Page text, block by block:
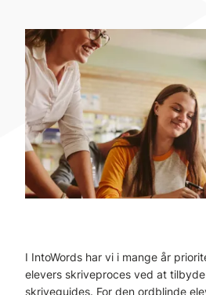
I IntoWords har vi i mange år
elevers skriveproces ved at
skriveguides. For den ordblinde